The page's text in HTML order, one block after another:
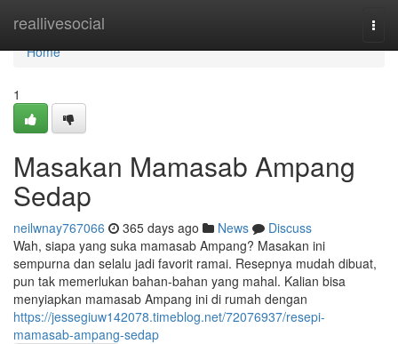
reallivesocial
Home
Home
1
Masakan Mamasab Ampang
Sedap
neilwnay767066 365 days ago News
Discuss
Wah, siapa yang suka mamasab Ampang? Masakan ini
sempurna dan selalu jadi favorit ramai. Resepnya mudah dibuat,
pun tak memerlukan bahan-bahan yang mahal. Kalian bisa
menyiapkan mamasab Ampang ini di rumah dengan
https://jessegiuw142078.timeblog.net/72076937/resepi-
mamasab-ampang-sedap